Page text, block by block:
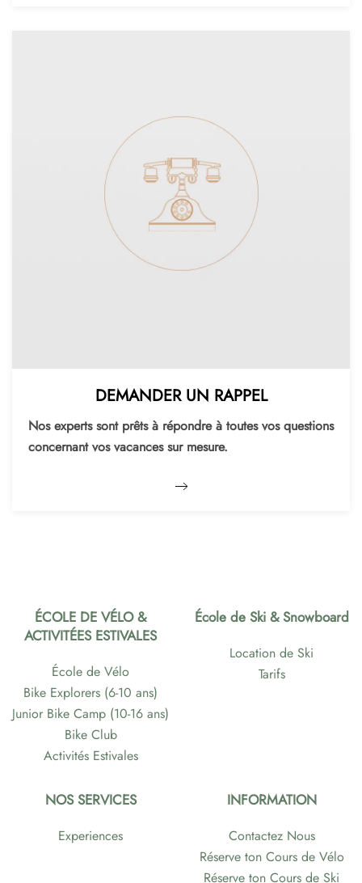
DEMANDER UN RAPPEL
Nos experts sont prêts à répondre à toutes vos questions
concernant vos vacances sur mesure.
ÉCOLE DE VÉLO &
ACTIVITÉES ESTIVALES
École de Vélo
Bike Explorers (6-10 ans)
Junior Bike Camp (10-16 ans)
Bike Club
Activités Estivales
École de Ski & Snowboard
Location de Ski
Tarifs
NOS SERVICES
Experiences
INFORMATION
Contactez Nous
Réserve ton Cours de Vélo
Réserve ton Cours de Ski